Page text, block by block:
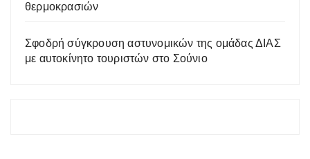
θερμοκρασιών
Σφοδρή σύγκρουση αστυνομικών της ομάδας ΔΙΑΣ
με αυτοκίνητο τουριστών στο Σούνιο